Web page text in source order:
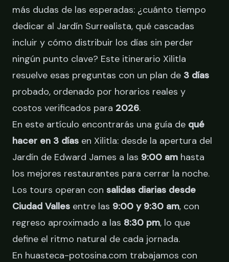
más dudas de las esperadas: ¿cuánto tiempo
dedicar al Jardín Surrealista, qué cascadas
incluir y cómo distribuir los días sin perder
ningún punto clave? Este itinerario Xilitla
resuelve esas preguntas con un plan de 3 días
probado, ordenado por horarios reales y
costos verificados para 2026.
En este artículo encontrarás una guía de qué
hacer en 3 días en Xilitla: desde la apertura del
Jardín de Edward James a las 9:00 am hasta
los mejores restaurantes para cerrar la noche.
Los tours operan con salidas diarias desde
Ciudad Valles entre las 9:00 y 9:30 am, con
regreso aproximado a las 8:30 pm, lo que
define el ritmo natural de cada jornada.
En huasteca-potosina.com trabajamos con